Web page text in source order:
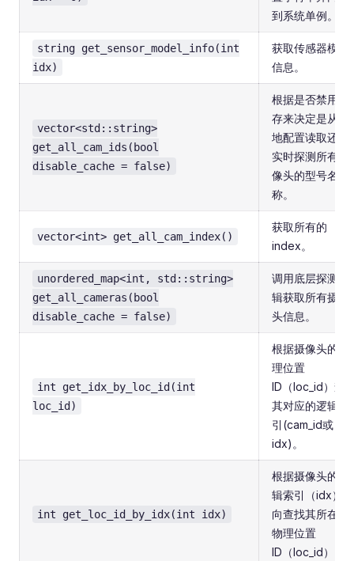
到系统单例。
string get_sensor_model_info(int
idx)
获取传感器模型
信息。
vector<std::string>
get_all_cam_ids(bool
disable_cache = false)
根据是否禁用缓
存来决定是从本
地配置读取还是
实时探测所有摄
像头的型号名
称。
vector<int> get_all_cam_index()
获取所有的
index。
unordered_map<int, std::string>
get_all_cameras(bool
disable_cache = false)
调用底层探测逻
辑获取所有摄像
头信息。
int get_idx_by_loc_id(int
loc_id)
根据摄像头的物
理位置
ID（loc_id）查
其对应的逻辑索
引(cam_id或
idx)。
int get_loc_id_by_idx(int idx)
根据摄像头的逻
辑索引（idx）反
向查找其所在的
物理位置
ID（loc_id）。